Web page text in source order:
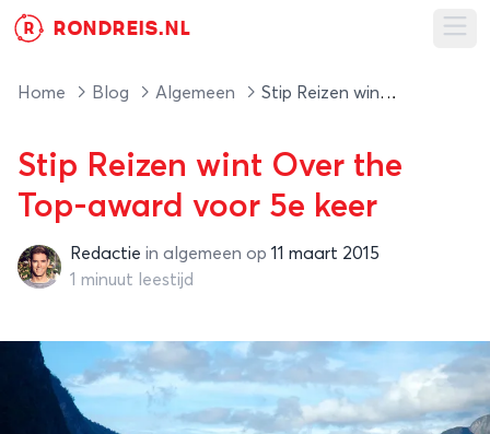
R RONDREIS.NL
Home Blog Algemeen Stip Reizen wint Over the Top-award voor 5e keer
Stip Reizen wint Over the
Top-award voor 5e keer
RedactieRedactie in algemeen op 11 maart 2015
1 minuut leestijd